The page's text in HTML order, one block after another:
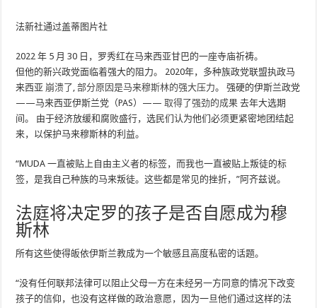
法新社通过盖蒂图片社
2022 年 5 月 30 日，罗秀红在马来西亚甘巴的一座寺庙祈祷。
但他的新兴政党面临着强大的阻力。 2020年，多种族政党联盟执政马
来西亚 崩溃了,部分原因是马来穆斯林的强大压力。 强硬的伊斯兰政党
——马来西亚伊斯兰党（PAS）——取得了强劲的成果 去年大选期
间。 由于经济放缓和腐败盛行，选民们认为他们必须更紧密地团结起
来，以保护马来穆斯林的利益。
“MUDA 一直被贴上自由主义者的标签，而我也一直被贴上叛徒的标
签，是我自己种族的马来叛徒。这些都是常见的挫折，”阿齐兹说。
法庭将决定罗的孩子是否自愿成为穆
斯林
所有这些使得皈依伊斯兰教成为一个敏感且高度私密的话题。
“没有任何联邦法律可以阻止父母一方在未经另一方同意的情况下改变
孩子的信仰，也没有这样做的政治意愿，因为一旦他们通过这样的法